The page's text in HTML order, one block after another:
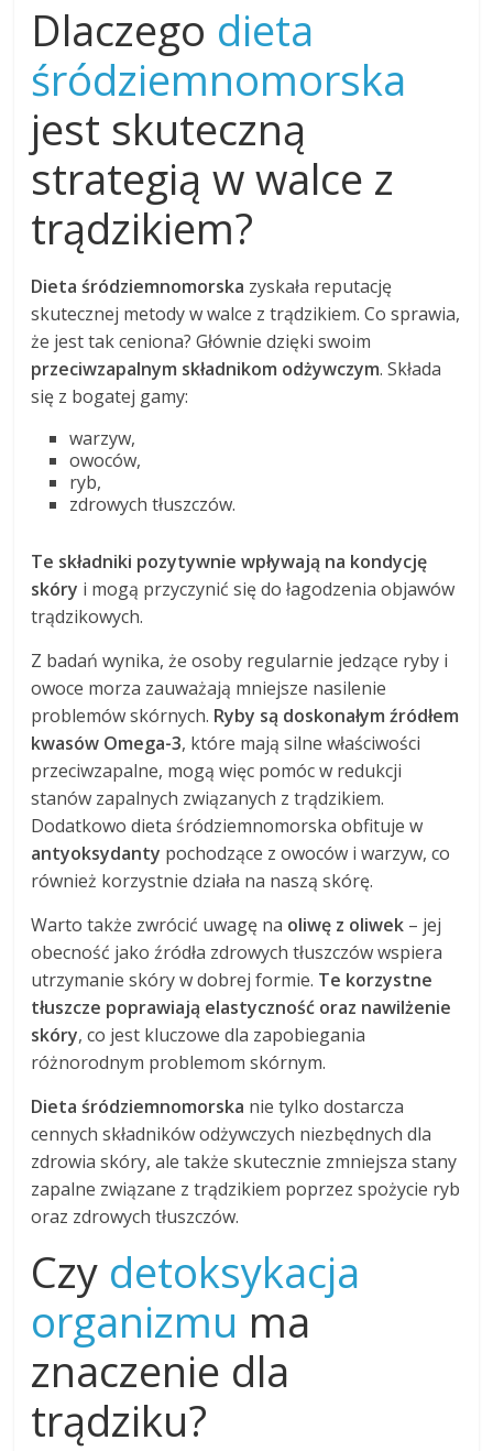
Dlaczego dieta
śródziemnomorska
jest skuteczną
strategią w walce z
trądzikiem?
Dieta śródziemnomorska zyskała reputację
skutecznej metody w walce z trądzikiem. Co sprawia,
że jest tak ceniona? Głównie dzięki swoim
przeciwzapalnym składnikom odżywczym. Składa
się z bogatej gamy:
warzyw,
owoców,
ryb,
zdrowych tłuszczów.
Te składniki pozytywnie wpływają na kondycję
skóry i mogą przyczynić się do łagodzenia objawów
trądzikowych.
Z badań wynika, że osoby regularnie jedzące ryby i
owoce morza zauważają mniejsze nasilenie
problemów skórnych. Ryby są doskonałym źródłem
kwasów Omega-3, które mają silne właściwości
przeciwzapalne, mogą więc pomóc w redukcji
stanów zapalnych związanych z trądzikiem.
Dodatkowo dieta śródziemnomorska obfituje w
antyoksydanty pochodzące z owoców i warzyw, co
również korzystnie działa na naszą skórę.
Warto także zwrócić uwagę na oliwę z oliwek – jej
obecność jako źródła zdrowych tłuszczów wspiera
utrzymanie skóry w dobrej formie. Te korzystne
tłuszcze poprawiają elastyczność oraz nawilżenie
skóry, co jest kluczowe dla zapobiegania
różnorodnym problemom skórnym.
Dieta śródziemnomorska nie tylko dostarcza
cennych składników odżywczych niezbędnych dla
zdrowia skóry, ale także skutecznie zmniejsza stany
zapalne związane z trądzikiem poprzez spożycie ryb
oraz zdrowych tłuszczów.
Czy detoksykacja
organizmu ma
znaczenie dla
trądziku?